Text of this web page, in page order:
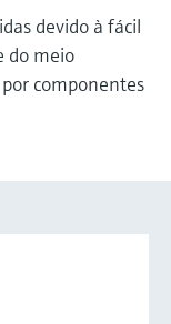
devido à fácil
do meio
componentes